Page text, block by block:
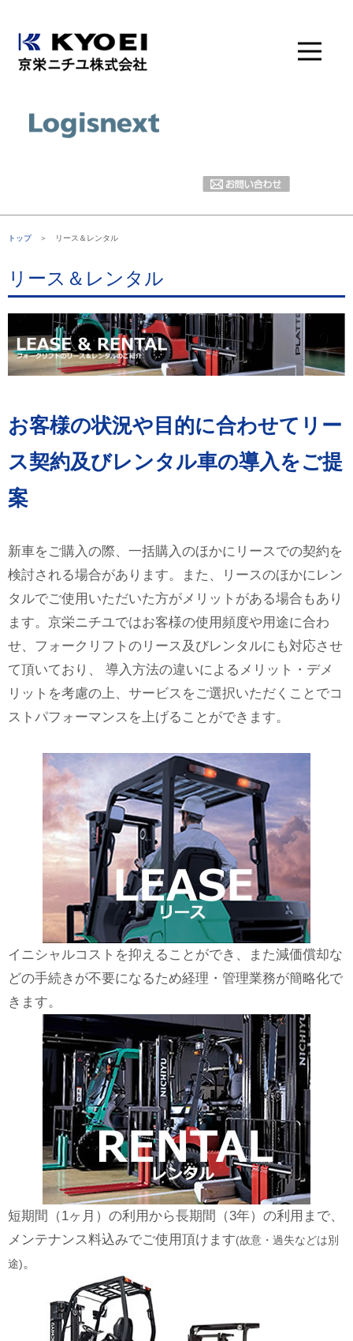
トップ＞ リース＆レンタル
リース＆レンタル
お客様の状況や目的に合わせてリー
ス契約及びレンタル車の導入をご提
案
新車をご購入の際、一括購入のほかにリースでの契約を
検討される場合があります。また、リースのほかにレン
タルでご使用いただいた方がメリットがある場合もあり
ます。京栄ニチユではお客様の使用頻度や用途に合わ
せ、フォークリフトのリース及びレンタルにも対応させ
て頂いており、 導入方法の違いによるメリット・デメ
リットを考慮の上、サービスをご選択いただくことでコ
ストパフォーマンスを上げることができます。
イニシャルコストを抑えることができ、また減価償却な
どの手続きが不要になるため経理・管理業務が簡略化で
きます。
短期間（1ヶ月）の利用から長期間（3年）の利用まで、
メンテナンス料込みでご使用頂けます(故意・過失などは別
途)。